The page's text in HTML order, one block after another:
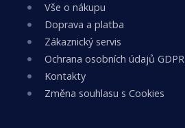
Vše o nákupu
Doprava a platba
Zákaznický servis
Ochrana osobních údajů GDPR
Kontakty
Změna souhlasu s Cookies